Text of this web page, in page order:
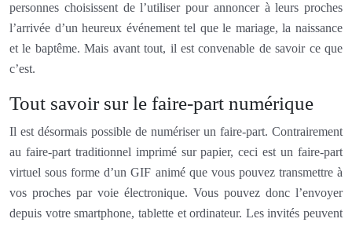
personnes choisissent de l’utiliser pour annoncer à leurs proches
l’arrivée d’un heureux événement tel que le mariage, la naissance
et le baptême. Mais avant tout, il est convenable de savoir ce que
c’est.
Tout savoir sur le faire-part numérique
Il est désormais possible de numériser un faire-part. Contrairement
au faire-part traditionnel imprimé sur papier, ceci est un faire-part
virtuel sous forme d’un GIF animé que vous pouvez transmettre à
vos proches par voie électronique. Vous pouvez donc l’envoyer
depuis votre smartphone, tablette et ordinateur. Les invités peuvent